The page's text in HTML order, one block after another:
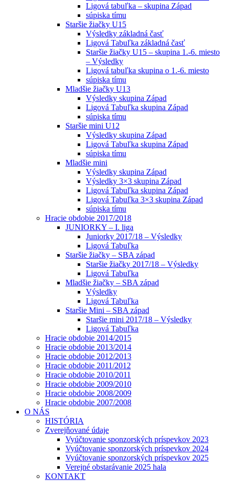
Ligová tabuľka – skupina Západ
súpiska tímu
Staršie žiačky U15
Výsledky základná časť
Ligová Tabuľka základná časť
Staršie žiačky U15 – skupina 1.-6. miesto
– Výsledky
Ligová tabuľka skupina o 1.-6. miesto
súpiska tímu
Mladšie žiačky U13
Výsledky skupina Západ
Ligová Tabuľka skupina Západ
súpiska tímu
Staršie mini U12
Výsledky skupina Západ
Ligová Tabuľka skupina Západ
súpiska tímu
Mladšie mini
Výsledky skupina Západ
Výsledky 3×3 skupina Západ
Ligová Tabuľka skupina Západ
Ligová Tabuľka 3×3 skupina Západ
súpiska tímu
Hracie obdobie 2017/2018
JUNIORKY – I. liga
Juniorky 2017/18 – Výsledky
Ligová Tabuľka
Staršie žiačky – SBA západ
Staršie žiačky 2017/18 – Výsledky
Ligová Tabuľka
Mladšie žiačky – SBA západ
Výsledky
Ligová Tabuľka
Staršie Mini – SBA západ
Staršie mini 2017/18 – Výsledky
Ligová Tabuľka
Hracie obdobie 2014/2015
Hracie obdobie 2013/2014
Hracie obdobie 2012/2013
Hracie obdobie 2011/2012
Hracie obdobie 2010/2011
Hracie obdobie 2009/2010
Hracie obdobie 2008/2009
Hracie obdobie 2007/2008
O NÁS
HISTÓRIA
Zverejňované údaje
Vyúčtovanie sponzorských príspevkov 2023
Vyúčtovanie sponzorských príspevkov 2024
Vyúčtovanie sponzorských príspevkov 2025
Verejné obstarávanie 2025 hala
KONTAKT